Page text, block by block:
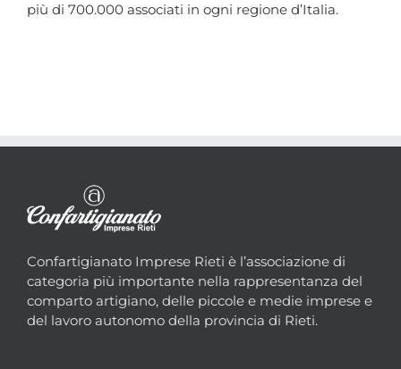
più di 700.000 associati in ogni regione d’Italia.
Confartigianato Imprese Rieti è l’associazione di
categoria più importante nella rappresentanza del
comparto artigiano, delle piccole e medie imprese e
del lavoro autonomo della provincia di Rieti.